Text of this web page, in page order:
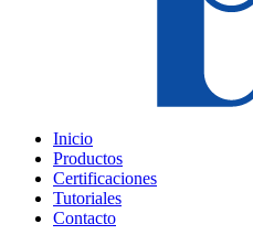
Inicio
Productos
Certificaciones
Tutoriales
Contacto